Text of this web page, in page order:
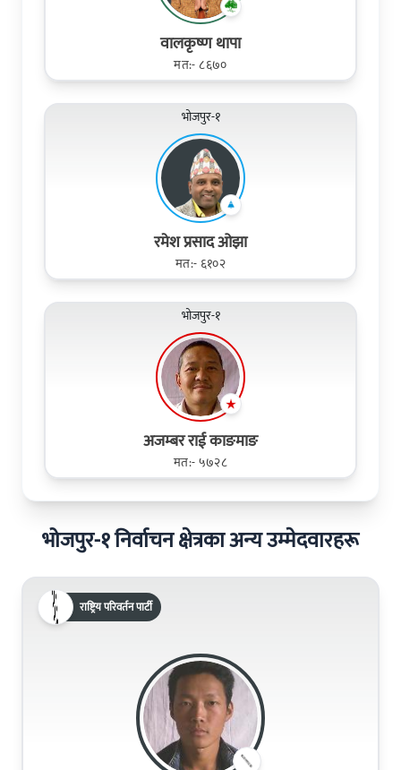
वालकृष्ण थापा
मत:- ८६७०
भोजपुर-१
रमेश प्रसाद ओझा
मत:- ६१०२
भोजपुर-१
अजम्बर राई काङमाङ
मत:- ५७२८
भोजपुर-१ निर्वाचन क्षेत्रका अन्य उम्मेदवारहरू
राष्ट्रिय परिवर्तन पार्टी